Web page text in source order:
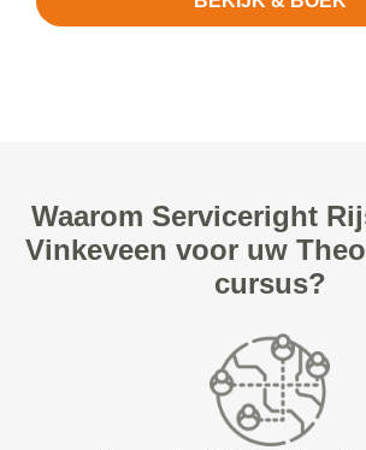
Waarom Serviceright
Vinkeveen voor uw
cursus?